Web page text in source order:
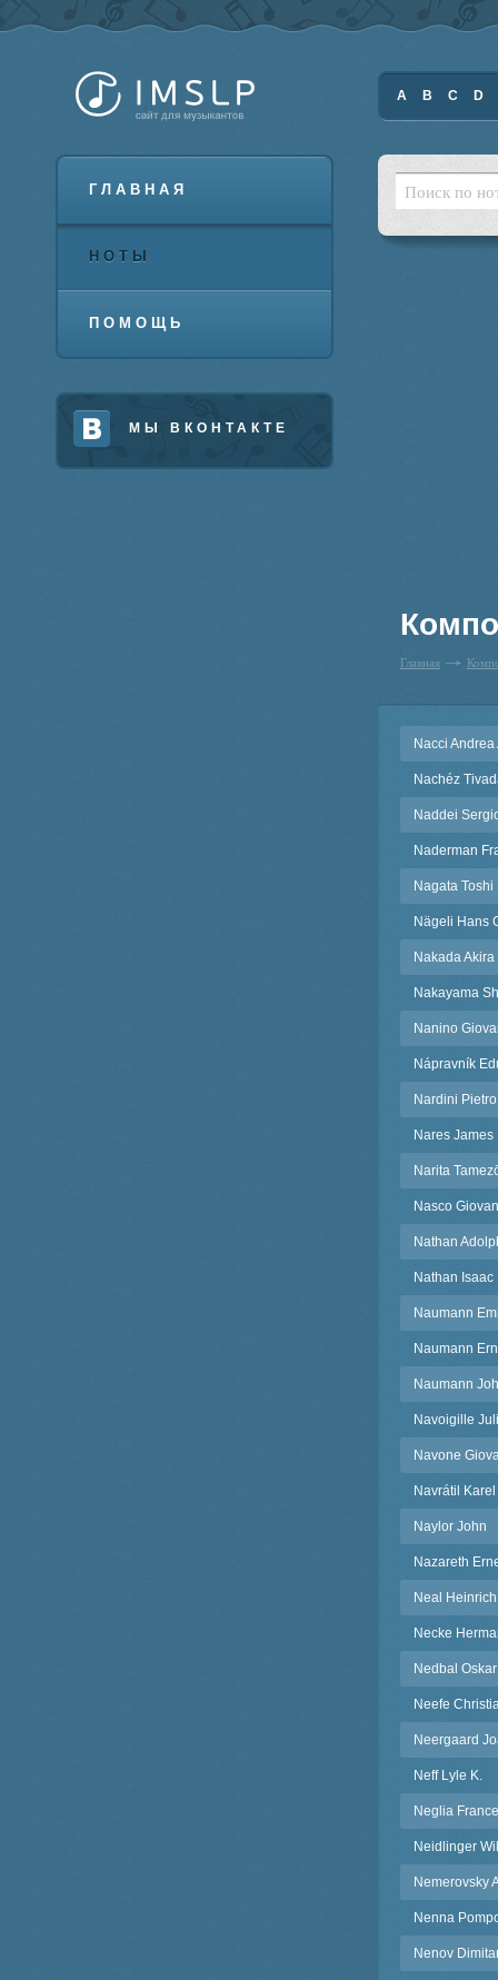
ГЛАВНАЯ
НОТЫ
ПОМОЩЬ
МЫ ВКОНТАКТЕ
A B C D
Главная
Nacci
Nachéz
Naddei
Naderman
Nagata Toshi
Nägeli Hans
Nakada Akira
Nakayama
Nanino
Nápravník
Nardini Pietro
Nares James
Narita
Nasco
Nathan
Nathan Isaac
Naumann
Naumann
Naumann
Navoigille
Navone
Navrátil Karel
Naylor John
Nazareth
Neal Heinrich
Necke
Nedbal Oskar
Neefe
Neergaard
Neff Lyle K.
Neglia
Neidlinger
Nemerovsky
Nenna
Nenov